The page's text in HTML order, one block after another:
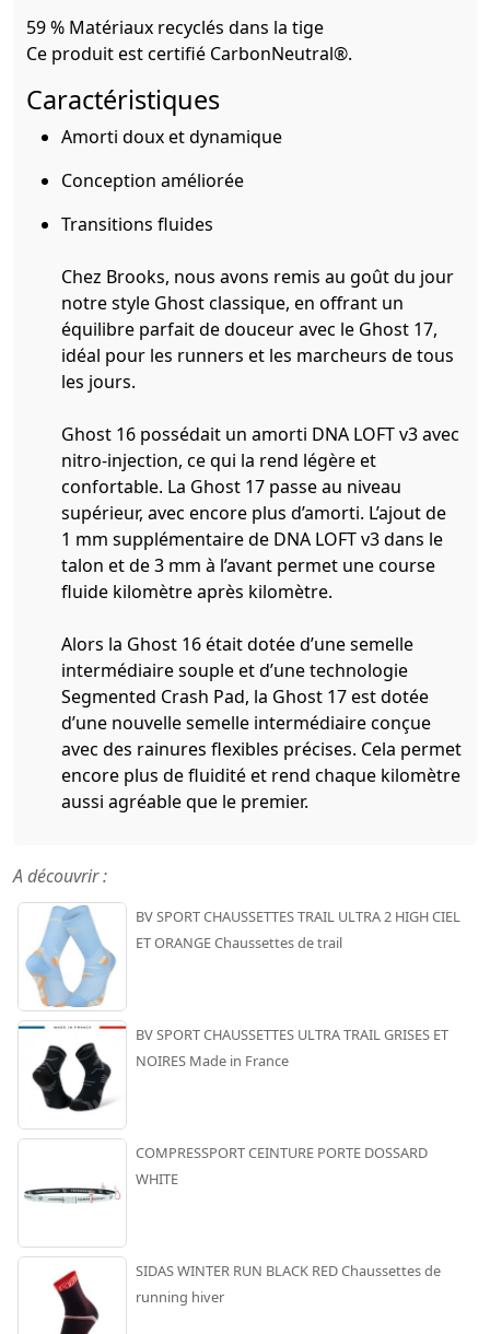
59 % Matériaux recyclés dans la tige
Ce produit est certifié CarbonNeutral®.
Caractéristiques
Amorti doux et dynamique
Conception améliorée
Transitions fluides
Chez Brooks, nous avons remis au goût du jour
notre style Ghost classique, en offrant un
équilibre parfait de douceur avec le Ghost 17,
idéal pour les runners et les marcheurs de tous
les jours.
Ghost 16 possédait un amorti DNA LOFT v3 avec
nitro-injection, ce qui la rend légère et
confortable. La Ghost 17 passe au niveau
supérieur, avec encore plus d’amorti. L’ajout de
1 mm supplémentaire de DNA LOFT v3 dans le
talon et de 3 mm à l’avant permet une course
fluide kilomètre après kilomètre.
Alors la Ghost 16 était dotée d’une semelle
intermédiaire souple et d’une technologie
Segmented Crash Pad, la Ghost 17 est dotée
d’une nouvelle semelle intermédiaire conçue
avec des rainures flexibles précises. Cela permet
encore plus de fluidité et rend chaque kilomètre
aussi agréable que le premier.
A découvrir :
BV SPORT CHAUSSETTES TRAIL ULTRA 2 HIGH CIEL
ET ORANGE Chaussettes de trail
BV SPORT CHAUSSETTES ULTRA TRAIL GRISES ET
NOIRES Made in France
COMPRESSPORT CEINTURE PORTE DOSSARD
WHITE
SIDAS WINTER RUN BLACK RED Chaussettes de
running hiver